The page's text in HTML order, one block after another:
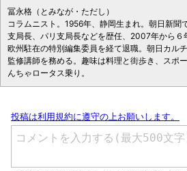
冨永格（とみなが・ただし）
コラムニスト。1956年、静岡生まれ。朝日新聞
支局長、パリ支局長などを歴任、2007年から６
欧州駐在の特別編集委員を経て退職。朝日カル
監修講師を務める。趣味は料理と街歩き、スポ
んちゃロータス乗り。